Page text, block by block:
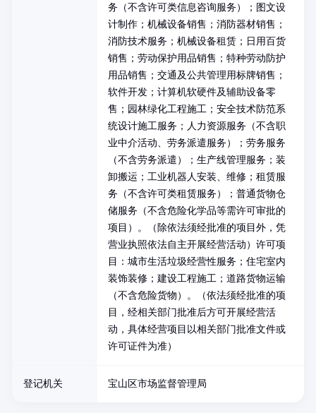
务（不含许可类信息咨询服务）；图文设
计制作；机械设备销售；消防器材销售；
消防技术服务；机械设备租赁；日用百货
销售；劳动保护用品销售；特种劳动防护
用品销售；交通及公共管理用标牌销售；
软件开发；计算机软硬件及辅助设备零
售；园林绿化工程施工；安全技术防范系
统设计施工服务；人力资源服务（不含职
业中介活动、劳务派遣服务）；劳务服务
（不含劳务派遣）；生产线管理服务；装
卸搬运；工业机器人安装、维修；租赁服
务（不含许可类租赁服务）；普通货物仓
储服务（不含危险化学品等需许可审批的
项目）。（除依法须经批准的项目外，凭
营业执照依法自主开展经营活动）许可项
目：城市生活垃圾经营性服务；住宅室内
装饰装修；建设工程施工；道路货物运输
（不含危险货物）。（依法须经批准的项
目，经相关部门批准后方可开展经营活
动，具体经营项目以相关部门批准文件或
许可证件为准）
登记机关 宝山区市场监督管理局